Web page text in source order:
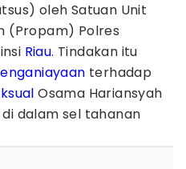
oleh Satuan Unit
(Propam) Polres
Riau. Tindakan itu
terhadap
Osama Hariansyah
dalam sel tahanan